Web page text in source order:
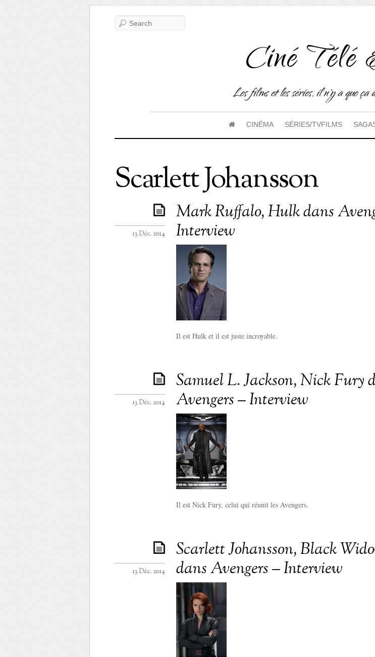
Ciné Télé
Les films et les séries, il n'y a que
CINÉMA SÉRIES/TVFILMS
Scarlett Johansson
Mark Ruffalo, Hulk dans
Interview
13 Déc. 2014
Il est Hulk et il est juste incroyable.
Samuel L. Jackson, Nick Fury
Avengers – Interview
13 Déc. 2014
Il est Nick Fury, celui qui réunit les Avengers.
Scarlett Johansson, Black
dans Avengers – Interview
13 Déc. 2014